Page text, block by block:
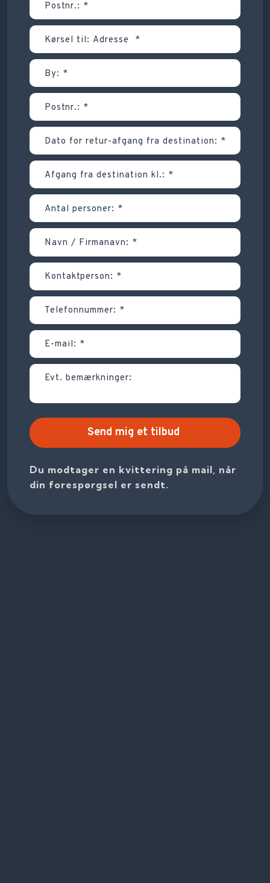
Du modtager en kvittering på mail, når
din forespørgsel er sendt.​